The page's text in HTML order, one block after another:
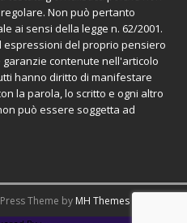
Non può pertanto
ai sensi della legge n. 62/2001.
del proprio pensiero
contenute nell'articolo
hanno diritto di manifestare
la parola, lo scritto e ogni altro
può essere soggetta ad
Theme by MH Themes